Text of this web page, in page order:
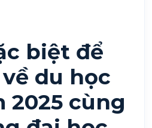
biệt để
du học
2025 cùng